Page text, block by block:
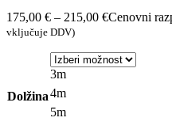
175,00 € – 215,00 €Cenovni
vključuje DDV)
Dolžina
3m
4m
5m